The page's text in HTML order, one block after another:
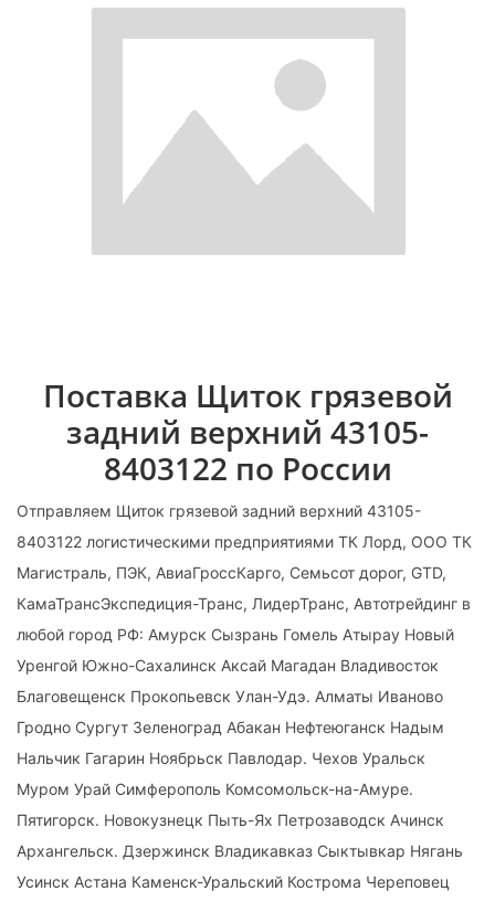
Поставка Щиток грязевой
задний верхний 43105-
8403122 по России
Отправляем Щиток грязевой задний верхний 43105-
8403122 логистическими предприятиями ТК Лорд, ООО ТК
Магистраль, ПЭК, АвиаГроссКарго, Семьсот дорог, GTD,
КамаТрансЭкспедиция-Транс, ЛидерТранс, Автотрейдинг в
любой город РФ: Амурск Сызрань Гомель Атырау Новый
Уренгой Южно-Сахалинск Аксай Магадан Владивосток
Благовещенск Прокопьевск Улан-Удэ. Алматы Иваново
Гродно Сургут Зеленоград Абакан Нефтеюганск Надым
Нальчик Гагарин Ноябрьск Павлодар. Чехов Уральск
Муром Урай Симферополь Комсомольск-на-Амуре.
Пятигорск. Новокузнецк Пыть-Ях Петрозаводск Ачинск
Архангельск. Дзержинск Владикавказ Сыктывкар Нягань
Усинск Астана Каменск-Уральский Кострома Череповец